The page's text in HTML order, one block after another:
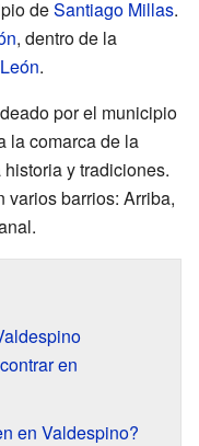
deSantiago Millas.
, dentro de la
.
por el municipio
la comarca de la
y tradiciones.
varios barrios: Arriba,
en
en Valdespino?